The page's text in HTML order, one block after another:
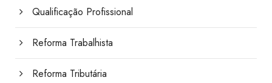
Qualificação Profissional
Reforma Trabalhista
Reforma Tributária